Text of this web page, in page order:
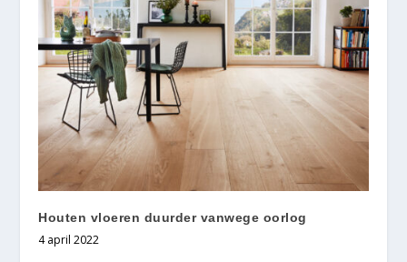
Houten vloeren duurder vanwege oorlog
4 april 2022